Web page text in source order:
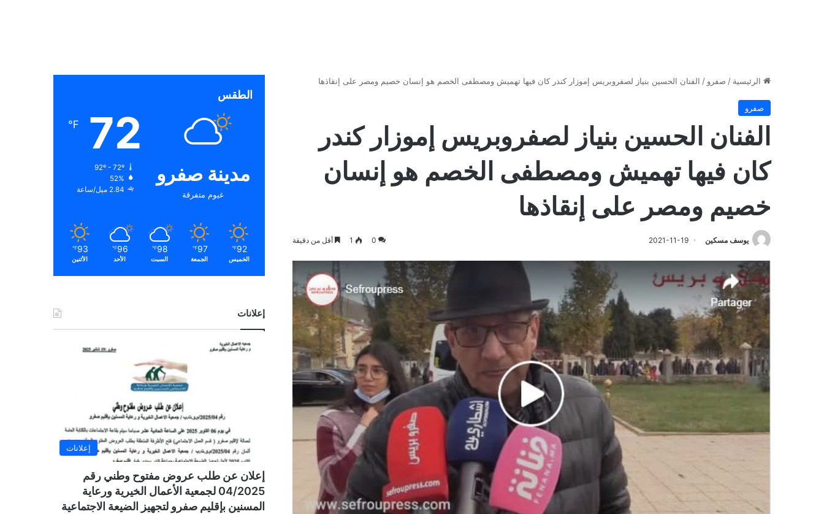
الرئيسية / صفرو / الفنان الحسين بنياز لصفروبريس إموزار كندر كان فيها تهميش ومصطفى الخصم هو إنسان خصيم ومصر على إنقاذها
صفرو
الفنان الحسين بنياز لصفروبريس إموزار كندر
كان فيها تهميش ومصطفى الخصم هو إنسان
خصيم ومصر على إنقاذها
يوسف مسكين 2021-11-19
0
1 أقل من دقيقة
الطقس
مدينة صفرو
غيوم متفرقة
72
℉
92º - 72º
52%
2.84 ميل/ساعة
92
℉
الخميس
97
℉
الجمعة
98
℉
السبت
96
℉
الأحد
93
℉
الأثنين
إعلانات
إعلانات
إعلان عن طلب عروض مفتوح وطني رقم
04/2025 لجمعية الأعمال الخيرية ورعاية
المسنين بإقليم صفرو لتجهيز الضيعة الاجتماعية